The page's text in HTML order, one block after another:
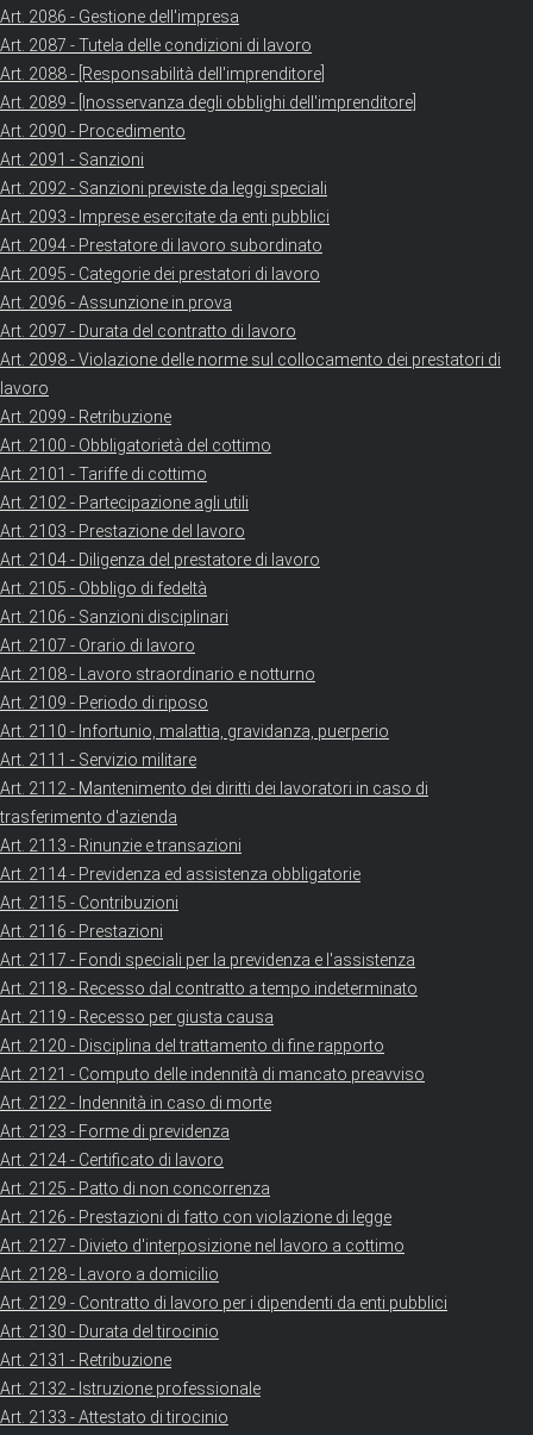
Art. 2086 - Gestione dell'impresa
Art. 2087 - Tutela delle condizioni di lavoro
Art. 2088 - [Responsabilità dell'imprenditore]
Art. 2089 - [Inosservanza degli obblighi dell'imprenditore]
Art. 2090 - Procedimento
Art. 2091 - Sanzioni
Art. 2092 - Sanzioni previste da leggi speciali
Art. 2093 - Imprese esercitate da enti pubblici
Art. 2094 - Prestatore di lavoro subordinato
Art. 2095 - Categorie dei prestatori di lavoro
Art. 2096 - Assunzione in prova
Art. 2097 - Durata del contratto di lavoro
Art. 2098 - Violazione delle norme sul collocamento dei prestatori di
lavoro
Art. 2099 - Retribuzione
Art. 2100 - Obbligatorietà del cottimo
Art. 2101 - Tariffe di cottimo
Art. 2102 - Partecipazione agli utili
Art. 2103 - Prestazione del lavoro
Art. 2104 - Diligenza del prestatore di lavoro
Art. 2105 - Obbligo di fedeltà
Art. 2106 - Sanzioni disciplinari
Art. 2107 - Orario di lavoro
Art. 2108 - Lavoro straordinario e notturno
Art. 2109 - Periodo di riposo
Art. 2110 - Infortunio, malattia, gravidanza, puerperio
Art. 2111 - Servizio militare
Art. 2112 - Mantenimento dei diritti dei lavoratori in caso di
trasferimento d'azienda
Art. 2113 - Rinunzie e transazioni
Art. 2114 - Previdenza ed assistenza obbligatorie
Art. 2115 - Contribuzioni
Art. 2116 - Prestazioni
Art. 2117 - Fondi speciali per la previdenza e l'assistenza
Art. 2118 - Recesso dal contratto a tempo indeterminato
Art. 2119 - Recesso per giusta causa
Art. 2120 - Disciplina del trattamento di fine rapporto
Art. 2121 - Computo delle indennità di mancato preavviso
Art. 2122 - Indennità in caso di morte
Art. 2123 - Forme di previdenza
Art. 2124 - Certificato di lavoro
Art. 2125 - Patto di non concorrenza
Art. 2126 - Prestazioni di fatto con violazione di legge
Art. 2127 - Divieto d'interposizione nel lavoro a cottimo
Art. 2128 - Lavoro a domicilio
Art. 2129 - Contratto di lavoro per i dipendenti da enti pubblici
Art. 2130 - Durata del tirocinio
Art. 2131 - Retribuzione
Art. 2132 - Istruzione professionale
Art. 2133 - Attestato di tirocinio